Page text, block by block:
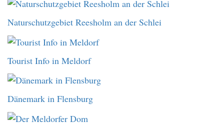
Naturschutzgebiet Reesholm an der Schlei
Tourist Info in Meldorf
Dänemark in Flensburg